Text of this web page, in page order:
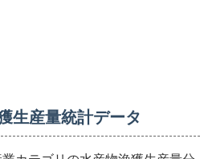
生産量統計データ